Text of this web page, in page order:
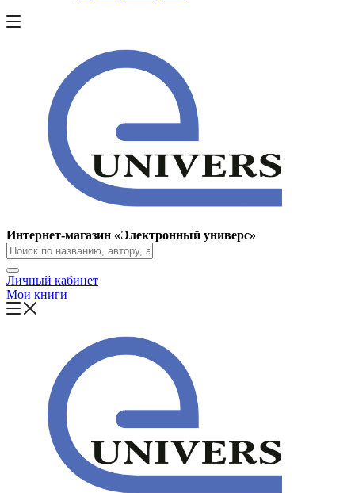
Интернет-магазин «Электронный универс»
Личный кабинет
Мои книги